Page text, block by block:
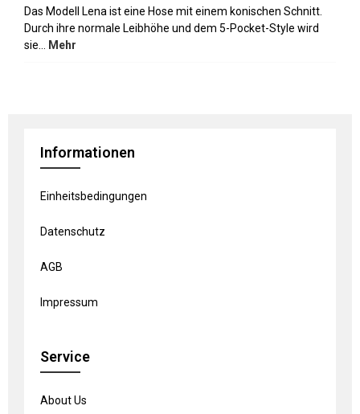
Das Modell Lena ist eine Hose mit einem konischen Schnitt.
Durch ihre normale Leibhöhe und dem 5-Pocket-Style wird
sie…
Mehr
Informationen
Einheitsbedingungen
Datenschutz
AGB
Impressum
Service
About Us